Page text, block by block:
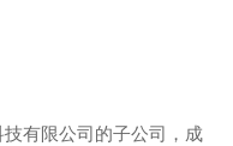
有限公司的子公司，成